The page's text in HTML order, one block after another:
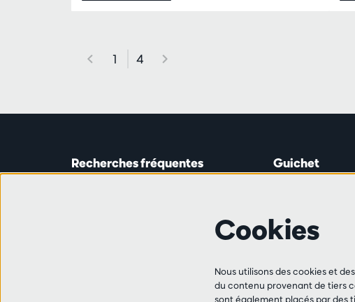
1 4
Recherches fréquentes
Travailler à l'Antwerp Symphony
Guichet
de 14h00 à 16h45
+32 (0)3 213 54
Cookies
Nous utilisons des cookies et
du contenu provenant de tiers
sont également placés par des